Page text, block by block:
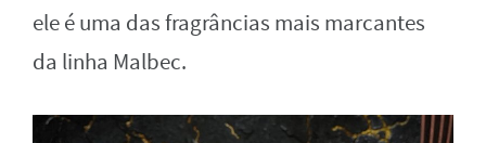
ele é uma das fragrâncias mais marcantes
da linha Malbec.